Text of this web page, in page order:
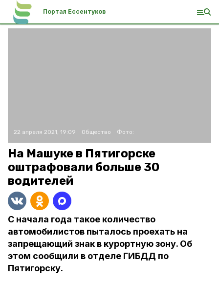
Портал Ессентуков
22 апреля 2021, 19:09 Общество Фото:
На Машуке в Пятигорске
оштрафовали больше 30
водителей
С начала года такое количество
автомобилистов пыталось проехать на
запрещающий знак в курортную зону. Об
этом сообщили в отделе ГИБДД по
Пятигорску.